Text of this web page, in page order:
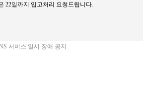
22일까지 입고처리 요청드립니다.
서비스 일시 장애 공지